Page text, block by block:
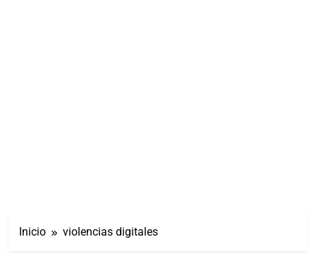
Inicio violencias digitales